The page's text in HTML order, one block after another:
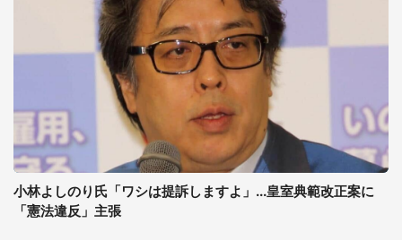
小林よしのり氏「ワシは提訴しますよ」...皇室典範改正案に
「憲法違反」主張